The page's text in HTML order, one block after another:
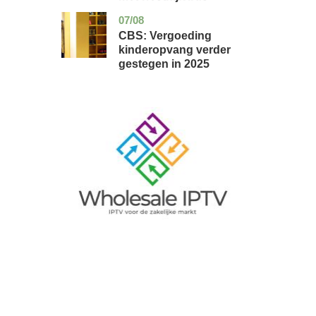
07/08
zuid-
holland
economie
CBS: Vergoeding
kinderopvang verder
gestegen in 2025